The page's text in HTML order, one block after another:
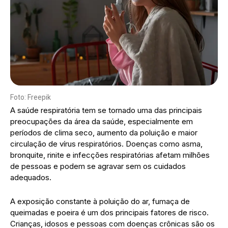
Foto: Freepik
A saúde respiratória tem se tornado uma das principais
preocupações da área da saúde, especialmente em
períodos de clima seco, aumento da poluição e maior
circulação de vírus respiratórios. Doenças como asma,
bronquite, rinite e infecções respiratórias afetam milhões
de pessoas e podem se agravar sem os cuidados
adequados.
A exposição constante à poluição do ar, fumaça de
queimadas e poeira é um dos principais fatores de risco.
Crianças, idosos e pessoas com doenças crônicas são os